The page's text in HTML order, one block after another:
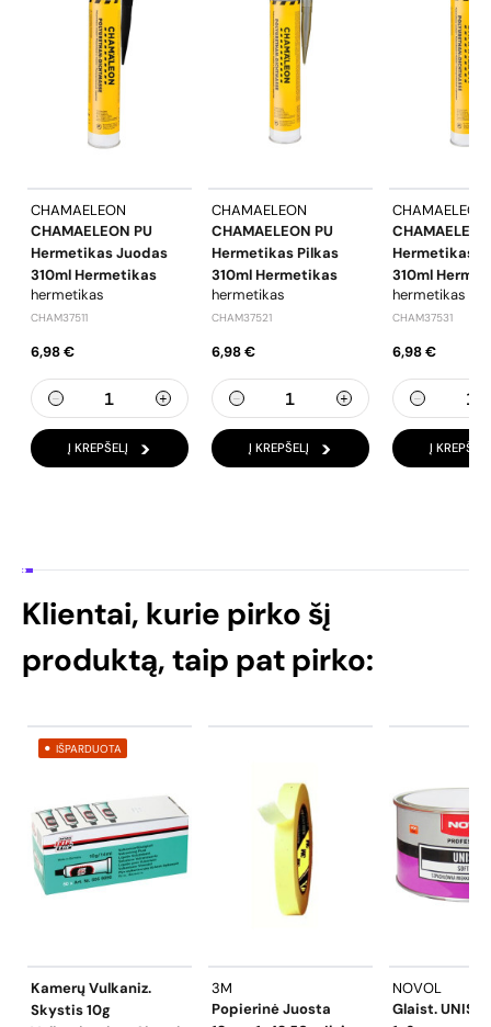
CHAMAELEON
CHAMAELEON PU
Hermetikas Juodas
310ml Hermetikas
hermetikas
CHAM37511
6,98 €
Į KREPŠELĮ
CHAMAELEON
CHAMAELEON PU
Hermetikas Pilkas
310ml Hermetikas
hermetikas
CHAM37521
6,98 €
Į KREPŠELĮ
CHAMAELEON
Hermetikas
310ml
hermetikas
CHAM37531
6,98 €
Į KREPŠELĮ
Klientai, kurie pirko šį
produktą, taip pat pirko:
IŠPARDUOTA
Kamerų Vulkaniz.
Skystis 10g
3M
Popierinė Juosta
NOVOL
Glaist.